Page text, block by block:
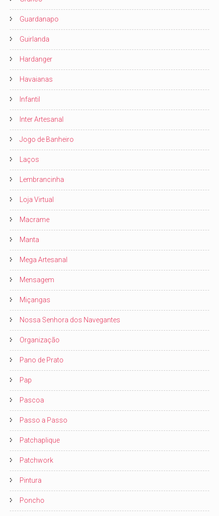
Guardanapo
Guirlanda
Hardanger
Havaianas
Infantil
Inter Artesanal
Jogo de Banheiro
Laços
Lembrancinha
Loja Virtual
Macrame
Manta
Mega Artesanal
Mensagem
Miçangas
Nossa Senhora dos Navegantes
Organização
Pano de Prato
Pap
Pascoa
Passo a Passo
Patchaplique
Patchwork
Pintura
Poncho